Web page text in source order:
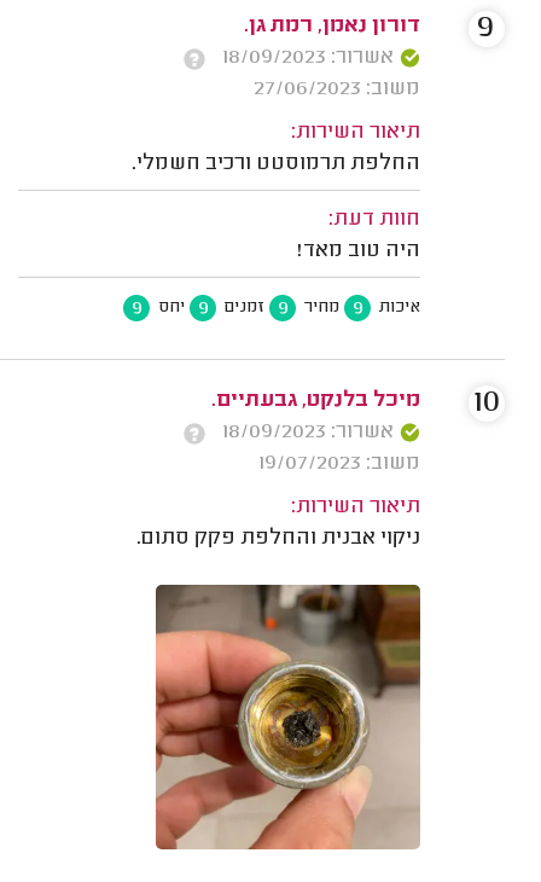
דורון נאמן, רמת גן.
אשרור: 18/09/2023
משוב: 27/06/2023
תיאור השירות:
החלפת תרמוסטט ורכיב חשמלי.
חוות דעת:
היה טוב מאד!
איכות 9 מחיר 9 זמנים 9 יחס 9
9
מיכל בלנקט, גבעתיים.
אשרור: 18/09/2023
משוב: 19/07/2023
תיאור השירות:
ניקוי אבנית והחלפת פקק סתום.
10